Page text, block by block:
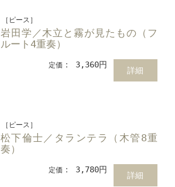
［ピース］
岩田学／木立と霧が見たもの（フ
ルート4重奏）
定価 ： 3,360円
詳細
［ピース］
松下倫士／タランテラ（木管8重
奏）
定価 ： 3,780円
詳細